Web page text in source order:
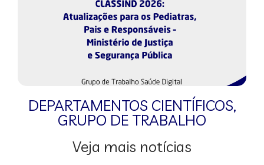
DEPARTAMENTOS CIENTÍFICOS,
GRUPO DE TRABALHO
Veja mais notícias